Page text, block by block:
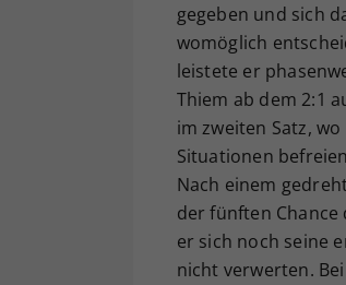
gegeben und sich
womöglich
leistete er
Thiem ab dem 2:1
im zweiten Satz,
Situationen
Nach einem
der fünften
er sich noch seine
nicht verwerten.